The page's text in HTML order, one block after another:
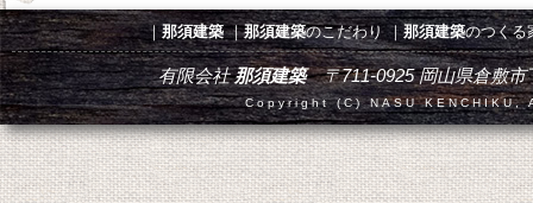
｜那須建築｜那須建築のこだわり｜那須建築のつくる
有限会社那須建築〒711-0925 岡山県倉敷市
Copyright (C) NASU